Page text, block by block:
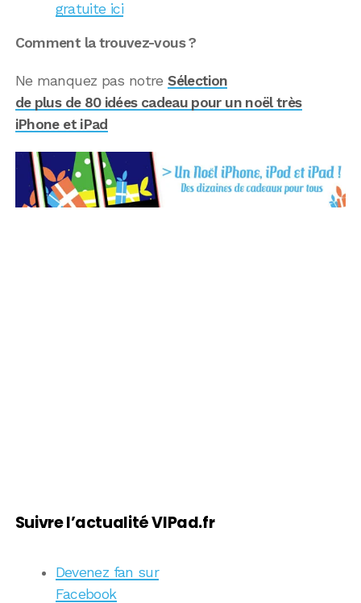
gratuite ici
Comment la trouvez-vous ?
Ne manquez pas notreSélection
de plus de 80 idées cadeau pour un noël très
iPhone et iPad
Suivre l’actualité VIPad.fr
Devenez fan sur
Facebook